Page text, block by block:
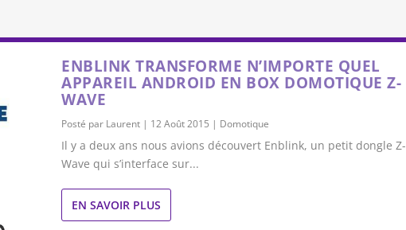
ENBLINK TRANSFORME N’IMPORTE QUEL
APPAREIL ANDROID EN BOX DOMOTIQUE Z-
WAVE
Posté par Laurent | 12 Août 2015 | Domotique
Il y a deux ans nous avions découvert Enblink, un petit dongle Z-
Wave qui s’interface sur...
EN SAVOIR PLUS